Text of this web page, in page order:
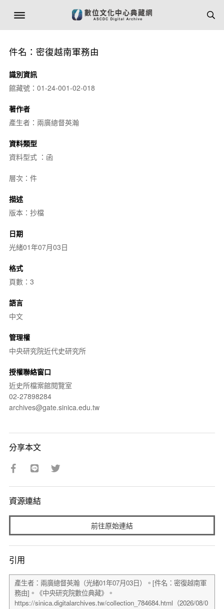
件名：密復越南軍務由
識別資訊
館藏號：01-24-001-02-018
著作者
產生者：兩廣總督英瀚
資料類型
資料型式 ：函
層次：件
描述
版本：抄檔
日期
光緒01年07月03日
格式
頁數：3
語言
中文
管理權
中央研究院近代史研究所
授權聯絡窗口
近史所檔案館閱覽室
02-27898284
archives@gate.sinica.edu.tw
分享本文
資源連結
前往原始連結
引用